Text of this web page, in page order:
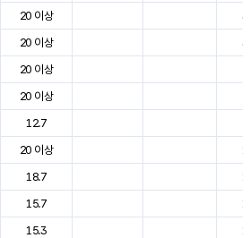
20 이상
20 이상
20 이상
20 이상
12.7
20 이상
18.7
15.7
15.3